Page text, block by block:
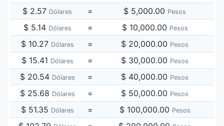
$ 2.57 Dólares = $ 5,000.00 Pesos
$ 5.14 Dólares = $ 10,000.00 Pesos
$ 10.27 Dólares = $ 20,000.00 Pesos
$ 15.41 Dólares = $ 30,000.00 Pesos
$ 20.54 Dólares = $ 40,000.00 Pesos
$ 25.68 Dólares = $ 50,000.00 Pesos
$ 51.35 Dólares = $ 100,000.00 Pesos